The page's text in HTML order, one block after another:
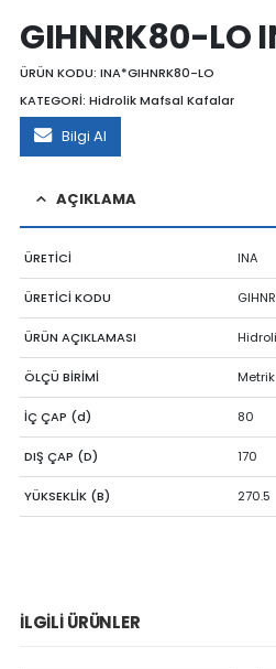
GIHNRK80-LO
ÜRÜN KODU: INA*GIHNRK80-LO
KATEGORİ: Hidrolik Mafsal Kafalar
Bilgi Al
AÇIKLAMA
ÜRETİCİ INA
ÜRETİCİ KODU
ÜRÜN AÇIKLAMASI
ÖLÇÜ BİRİMİ Metrik
İÇ ÇAP (d) 80
DIŞ ÇAP (D) 170
YÜKSEKLİK (B) 270.5
İLGILI ÜRÜNLER